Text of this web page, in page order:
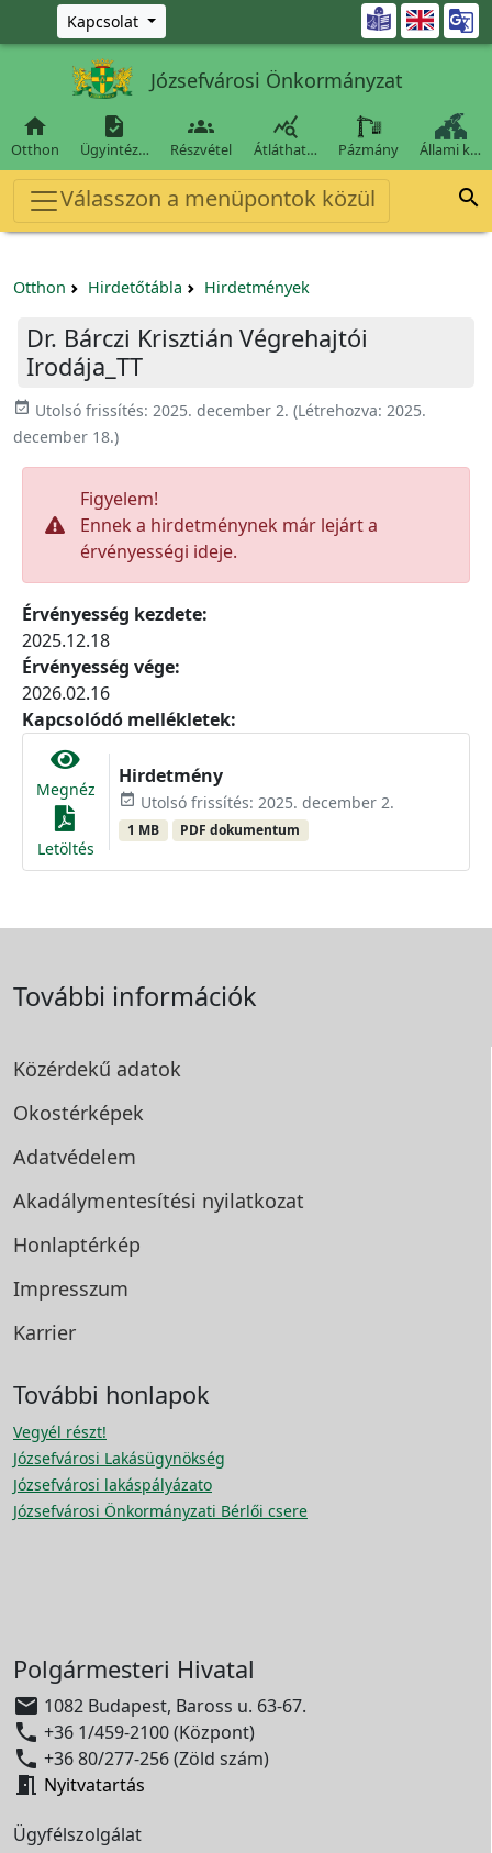
Ugrás a fő tartalomra
Kapcsolat 
Józsefvárosi Önkormányzat

Otthon

Ügyintéz…

Részvétel

Átláthat… Pázmány Állami k…
Válasszon a menüpontok közül 
Otthon Hirdetőtábla Hirdetmények
Dr. Bárczi Krisztián Végrehajtói
Irodája_TT
event_available Utolsó frissítés: 2025. december 2. (Létrehozva: 2025.
december 18.)
Figyelem!
Ennek a hirdetménynek már lejárt a
érvényességi ideje.
Érvényesség kezdete:
2025.12.18
Érvényesség vége:
2026.02.16
Kapcsolódó mellékletek:
Megnéz
Letöltés
Hirdetmény
event_available Utolsó frissítés: 2025. december 2.
1 MB PDF dokumentum
További információk
Közérdekű adatok
Okostérképek
Adatvédelem
Akadálymentesítési nyilatkozat
Honlaptérkép
Impresszum
Karrier
További honlapok
Vegyél részt!
Józsefvárosi Lakásügynökség
Józsefvárosi lakáspályázato
Józsefvárosi Önkormányzati Bérlői csere
Polgármesteri Hivatal
 1082 Budapest, Baross u. 63-67.
 +36 1/459-2100 (Központ)
 +36 80/277-256 (Zöld szám)
 Nyitvatartás
Ügyfélszolgálat